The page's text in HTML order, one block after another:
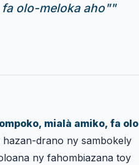
olo-meloka aho""
mialà amiko, fa
hazan-drano ny sambokely
ny fahombiazana toy